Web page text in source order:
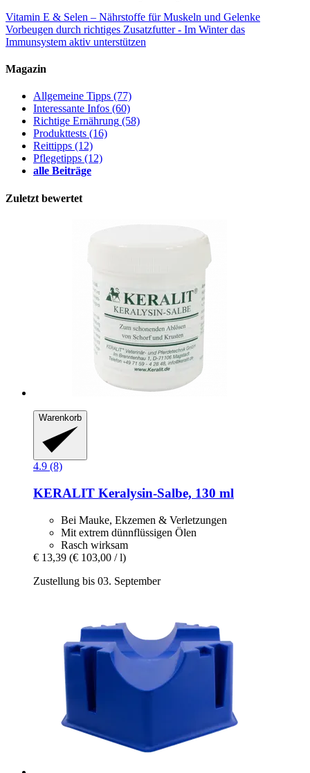
Vitamin E & Selen – Nährstoffe für Muskeln und Gelenke
Vorbeugen durch richtiges Zusatzfutter - Im Winter das
Immunsystem aktiv unterstützen
Magazin
Allgemeine Tipps (77)
Interessante Infos (60)
Richtige Ernährung (58)
Produkttests (16)
Reittipps (12)
Pflegetipps (12)
alle Beiträge
Zuletzt bewertet
Warenkorb
4.9 (8)
KERALIT Keralysin-​Salbe, 130 ml
Bei Mauke, Ekzemen & Verletzungen
Mit extrem dünnflüssigen Ölen
Rasch wirksam
€ 13,39 (€ 103,00 / l)
Zustellung bis 03. September